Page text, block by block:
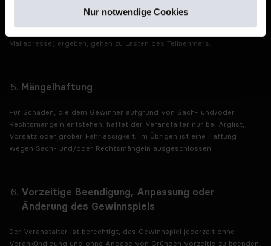
Nur notwendige Cookies
fehlerhaft sein (z.B. E-Mailadresse) ist der Veranstalter nicht
verpflichtet, die richtigen Daten zu ermitteln. Die Nachteile, die sich
Mailadresse) ergeben, gehen zu Lasten des Teilnehmers.
Mängelhaftung
Für Schäden, die dem Gewinner aufgrund von Sach- und/oder
Rechtsmängeln entstehen, haftet der Veranstalter nur bei Arglist,
Vorsatz oder grober Fahrlässigkeit. Im Übrigen ist eine Haftung
wegen Sach- und/oder Rechtsmängeln ausgeschlossen.
Vorzeitige Beendigung, Anpassung oder
Änderung des Gewinnspiels
Der Veranstalter ist berechtigt, das Gewinnspiel jederzeit ohne
Vorankündigung und ohne Angabe von Gründen vorzeitig zu beenden,